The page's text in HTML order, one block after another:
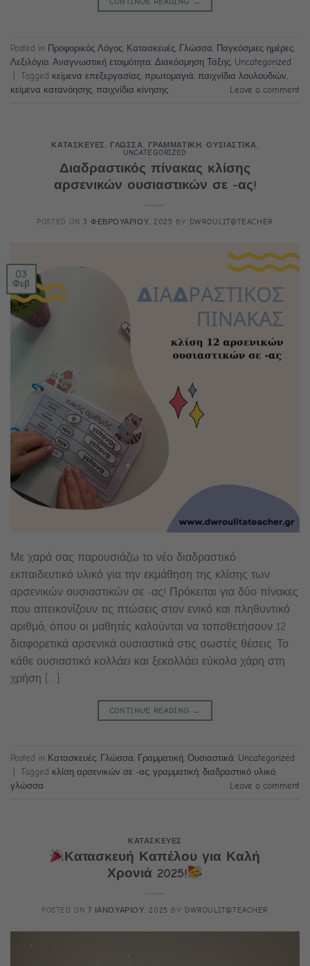
Posted in Προφορικός Λόγος, Κατασκευές, Γλώσσα, Παγκόσμιες ημέρες,
Λεξιλόγιο, Αναγνωστική ετοιμότητα, Διακόσμηση Τάξης, Uncategorized
Tagged κείμενα επεξεργασίας, πρωτομαγιά, παιχνίδια λουλουδιών,
κείμενα κατανόησης, παιχνίδια κίνησης Leave a comment
ΚΑΤΑΣΚΕΥΕΣ, ΓΛΩΣΣΑ, ΓΡΑΜΜΑΤΙΚΗ,ΟΥΣΙΑΣΤΙΚΑ,
UNCATEGORIZED
Διαδραστικός πίνακας κλίσης
αρσενικών ουσιαστικών σε -ας!
POSTED ON 3 ΦΕΒΡΟΥΑΡΙΟΥ, 2025 BY DWROULIT@TEACHER
03
Φεβ
Με χαρά σας παρουσιάζω το νέο διαδραστικό
εκπαιδευτικό υλικό για την εκμάθηση της κλίσης των
αρσενικών ουσιαστικών σε -ας! Πρόκειται για δύο πίνακες
που απεικονίζουν τις πτώσεις στον ενικό και πληθυντικό
αριθμό, όπου οι μαθητές καλούνται να τοποθετήσουν 12
διαφορετικά αρσενικά ουσιαστικά στις σωστές θέσεις. Το
κάθε ουσιαστικό κολλάει και ξεκολλάει εύκολα χάρη στη
χρήση […]
CONTINUE READING →
Posted in Κατασκευές Γλώσσα Γραμματική Ουσιαστικά Uncategorized
Tagged κλίση αρσενικών σε -ας γραμματική διαδραστικό υλικό
γλώσσα
Leave a comment
ΚΑΤΑΣΚΕΥΕΣ
Κατασκευή Καπέλου για Καλή
Χρονιά 2025!
POSTED ON 7 ΙΑΝΟΥΑΡΙΟΥ, 2025 BY DWROULIT@TEACHER